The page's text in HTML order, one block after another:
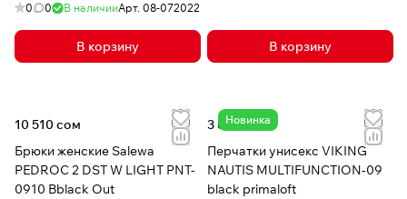
0 0 В наличииАрт. 08-072022
В корзину В корзину
10 510 сом
Брюки женские Salewa
PEDROC 2 DST W LIGHT PNT-
0910 Bblack Out
Новинка
3 600 сом
Перчатки унисекс VIKING
NAUTIS MULTIFUNCTION-09
black primaloft